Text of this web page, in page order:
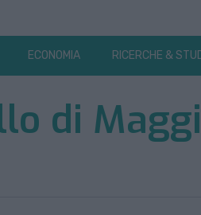
ECONOMIA RICERCHE &
di